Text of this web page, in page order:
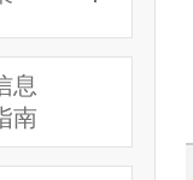
息
南